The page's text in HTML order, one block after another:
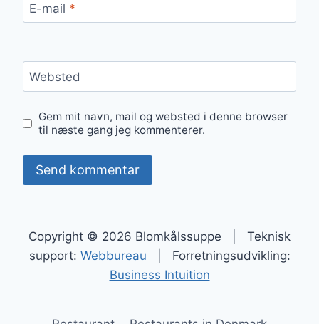
E-mail *
Websted
Gem mit navn, mail og websted i denne browser
til næste gang jeg kommenterer.
Copyright © 2026 Blomkålssuppe | Teknisk
support: Webbureau | Forretningsudvikling:
Business Intuition